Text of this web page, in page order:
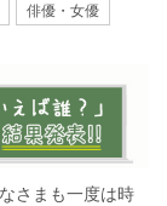
俳優・女優
さまも一度は時